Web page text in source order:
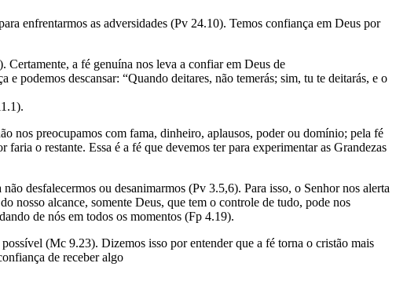
enfrentarmos as adversidades (Pv 24.10). Temos confiança em Deus por
a fé genuína nos leva a confiar em Deus de
podemos descansar: “Quando deitares, não temerás; sim, tu te deitarás, e o
nos preocupamos com fama, dinheiro, aplausos, poder ou domínio; pela fé
o restante. Essa é a fé que devemos ter para experimentar as Grandezas
desfalecermos ou desanimarmos (Pv 3.5,6). Para isso, o Senhor nos alerta
nosso alcance, somente Deus, que tem o controle de tudo, pode nos
de nós em todos os momentos (Fp 4.19).
(Mc 9.23). Dizemos isso por entender que a fé torna o cristão mais
de receber algo